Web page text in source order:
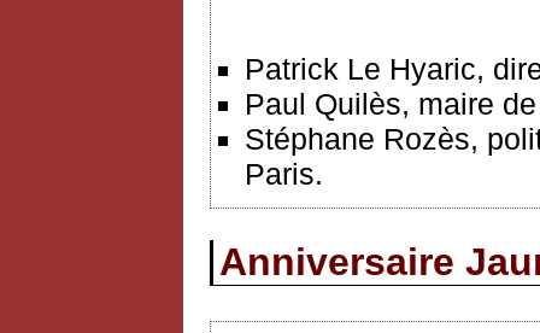
Patrick Le Hyaric,
Paul Quilès, maire
Stéphane Rozès,
Paris.
Anniversaire